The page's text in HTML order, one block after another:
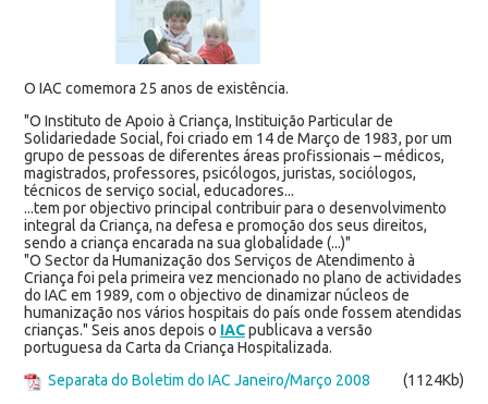
O IAC comemora 25 anos de existência.
"O Instituto de Apoio à Criança, Instituição Particular de
Solidariedade Social, foi criado em 14 de Março de 1983, por um
grupo de pessoas de diferentes áreas profissionais – médicos,
magistrados, professores, psicólogos, juristas, sociólogos,
técnicos de serviço social, educadores...
...tem por objectivo principal contribuir para o desenvolvimento
integral da Criança, na defesa e promoção dos seus direitos,
sendo a criança encarada na sua globalidade (...)"
"O Sector da Humanização dos Serviços de Atendimento à
Criança foi pela primeira vez mencionado no plano de actividades
do IAC em 1989, com o objectivo de dinamizar núcleos de
humanização nos vários hospitais do país onde fossem atendidas
crianças." Seis anos depois o IACpublicava a versão
portuguesa da Carta da Criança Hospitalizada.
Separata do Boletim do IAC Janeiro/Março 2008
(1124Kb)